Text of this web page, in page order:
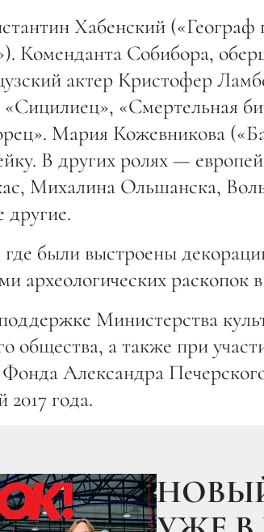
Хабенский («Географ
Коменданта Собибора,
актер Кристофер
«Смертельная
Мария Кожевникова
В других ролях —
Михалина Ольшанска,
были выстроены
археологических раскопок
Министерства
общества, а также при
Александра
года.